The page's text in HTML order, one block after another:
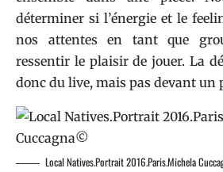
déterminer si l’énergie et le
nos attentes en tant que
ressentir le plaisir de jouer. La
donc du live, mais pas devant un
Local Natives.Portrait 2016.Paris.Michela